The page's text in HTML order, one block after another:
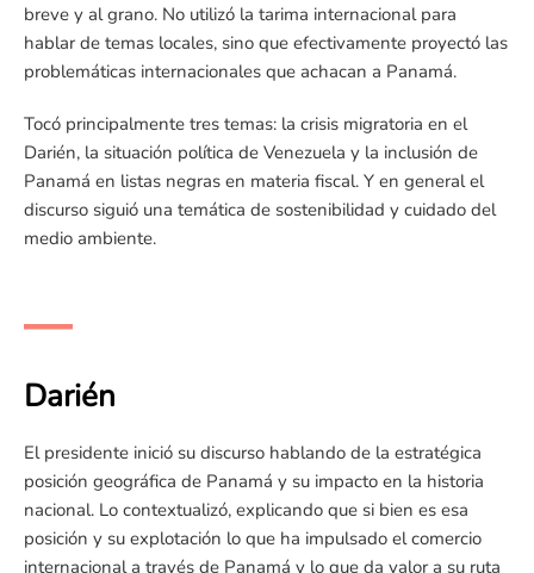
breve y al grano. No utilizó la tarima internacional para
hablar de temas locales, sino que efectivamente proyectó las
problemáticas internacionales que achacan a Panamá.
Tocó principalmente tres temas: la crisis migratoria en el
Darién, la situación política de Venezuela y la inclusión de
Panamá en listas negras en materia fiscal. Y en general el
discurso siguió una temática de sostenibilidad y cuidado del
medio ambiente.
Darién
El presidente inició su discurso hablando de la estratégica
posición geográfica de Panamá y su impacto en la historia
nacional. Lo contextualizó, explicando que si bien es esa
posición y su explotación lo que ha impulsado el comercio
internacional a través de Panamá y lo que da valor a su ruta